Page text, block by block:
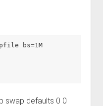
bs=1M
swap defaults 0 0